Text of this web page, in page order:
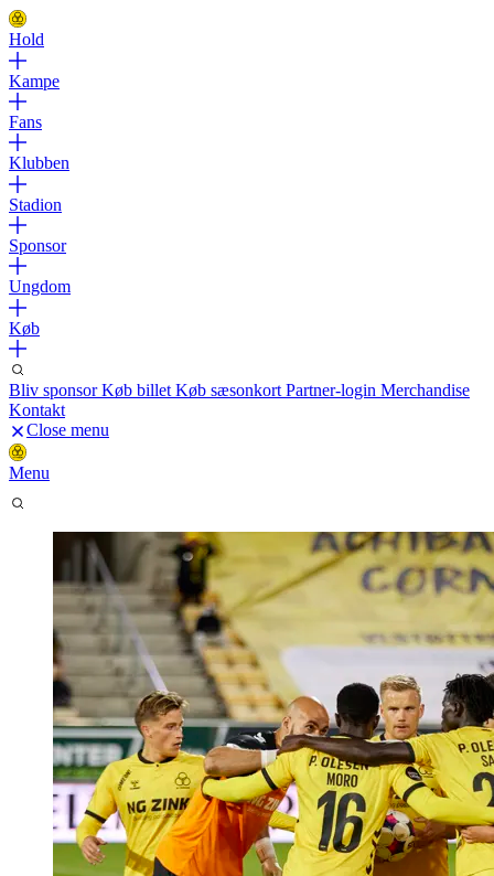
Hold
Kampe
Fans
Klubben
Stadion
Sponsor
Ungdom
Køb
Bliv sponsorKøb billet Køb sæsonkort Partner-login Merchandise
Kontakt
Close menu
Menu